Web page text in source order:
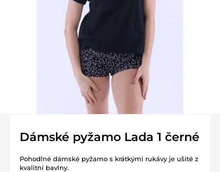
Dámské pyžamo Lada 1 černé
Pohodlné dámské pyžamo s krátkými rukávy je ušité z
kvalitní bavlny.